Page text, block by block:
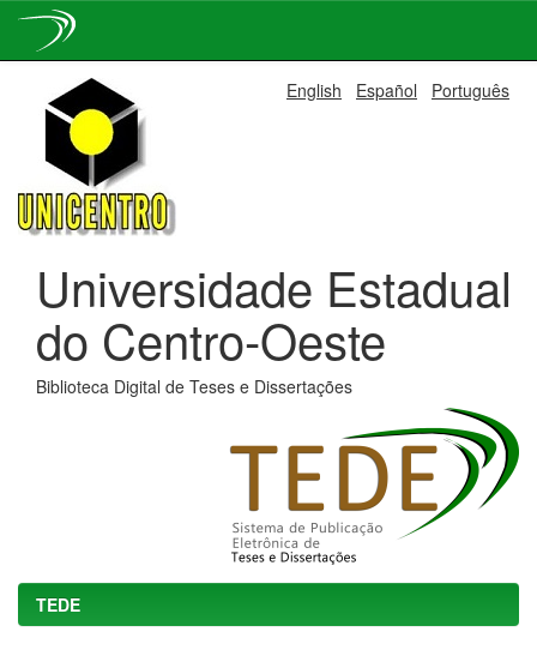
navigation
English Español Português
Universidade Estadual
do Centro-Oeste
Biblioteca Digital de Teses e Dissertações
TEDE